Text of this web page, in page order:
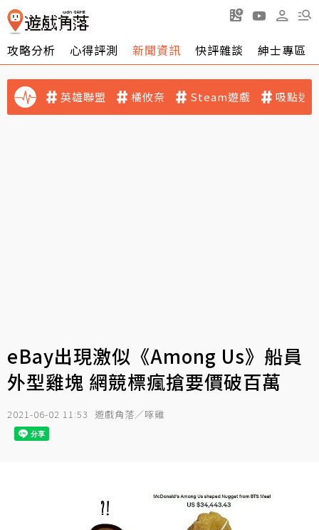
攻略分析 心得評測 新聞資訊 快評雜談 紳士專區
英雄聯盟 橘攸奈 Steam遊戲 吸點迷
eBay出現激似《Among Us》船員
外型雞塊 網競標瘋搶要價破百萬
2021-06-02 11:53 遊戲角落／啄雞